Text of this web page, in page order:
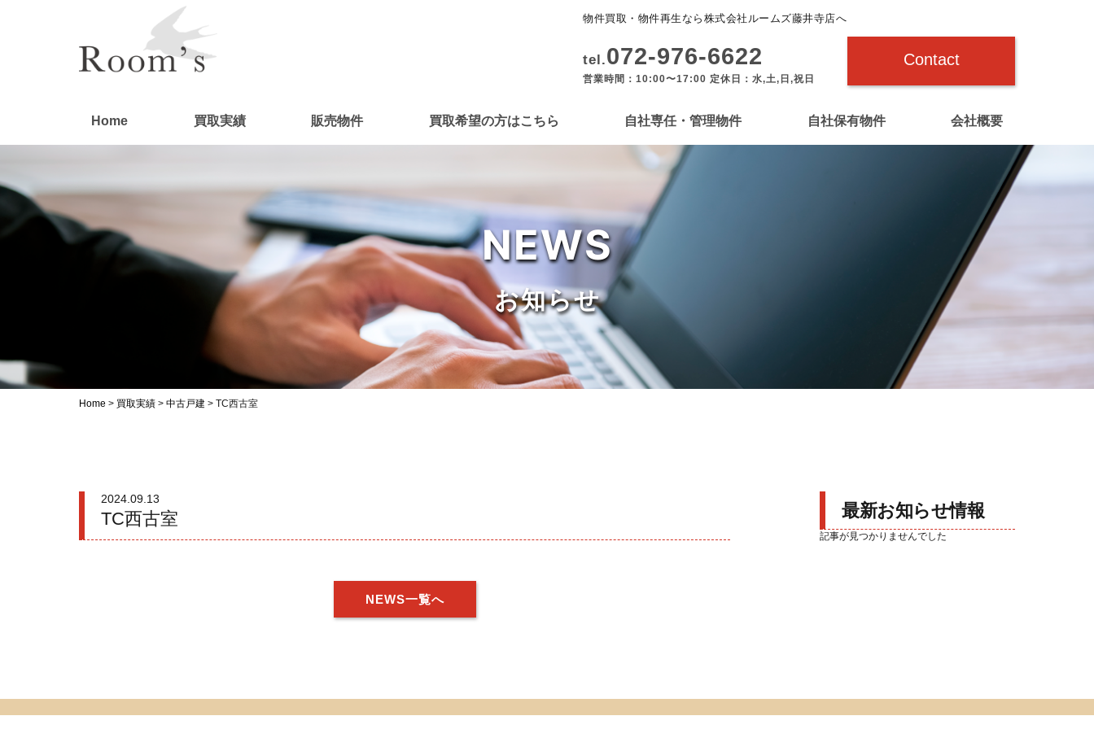
物件買取・物件再生なら株式会社ルームズ藤井寺店へ
tel.072-976-6622
営業時間：10:00〜17:00 定休日：水,土,日,祝日
Contact
Home 買取実績 販売物件 買取希望の方はこちら 自社専任・管理物件 自社保有物件 会社概要
NEWS
お知らせ
Home > 買取実績 > 中古戸建 > TC西古室
2024.09.13
TC西古室
NEWS一覧へ
最新お知らせ情報
記事が見つかりませんでした